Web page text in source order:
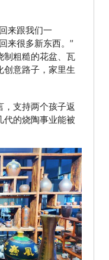
来跟我们一
来很多新东西。”
制粗糙的花盆、瓦
创意路子，家里生
支持两个孩子返
代的烧陶事业能被